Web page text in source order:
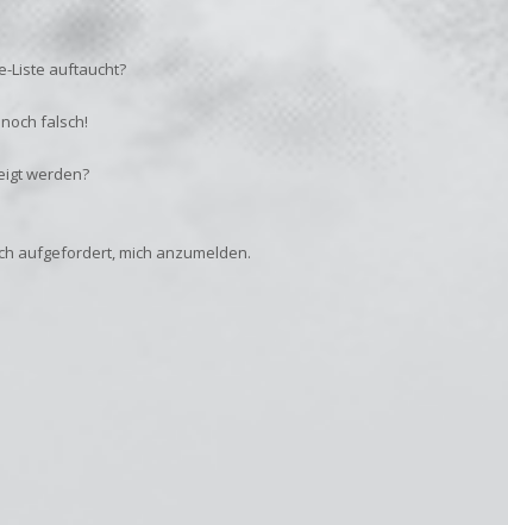
Liste auftaucht?
falsch!
werden?
aufgefordert, mich anzumelden.